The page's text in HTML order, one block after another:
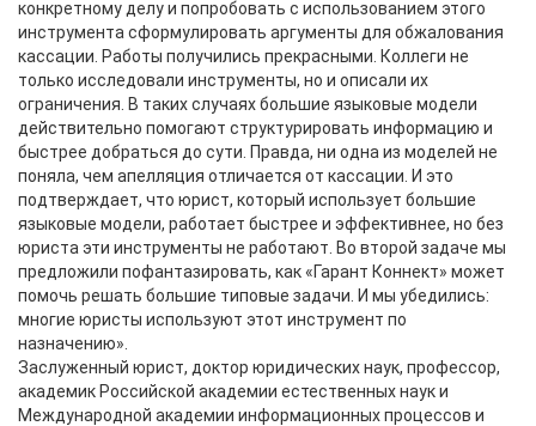
конкретному делу и попробовать с использованием этого
инструмента сформулировать аргументы для обжалования
кассации. Работы получились прекрасными. Коллеги не
только исследовали инструменты, но и описали их
ограничения. В таких случаях большие языковые модели
действительно помогают структурировать информацию и
быстрее добраться до сути. Правда, ни одна из моделей не
поняла, чем апелляция отличается от кассации. И это
подтверждает, что юрист, который использует большие
языковые модели, работает быстрее и эффективнее, но без
юриста эти инструменты не работают. Во второй задаче мы
предложили пофантазировать, как «Гарант Коннект» может
помочь решать большие типовые задачи. И мы убедились:
многие юристы используют этот инструмент по
назначению».
Заслуженный юрист, доктор юридических наук, профессор,
академик Российской академии естественных наук и
Международной академии информационных процессов и